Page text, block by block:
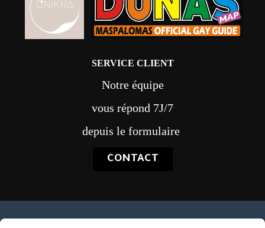
SERVICE CLIENT
Notre équipe
vous répond 7J/7
depuis le formulaire
CONTACT
Paiement sécurisé